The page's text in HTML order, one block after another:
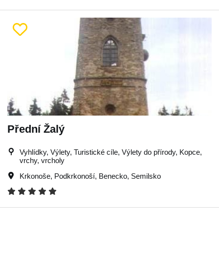
Přední Žalý
Vyhlídky, Výlety, Turistické cíle, Výlety do přírody, Kopce,
vrchy, vrcholy
Krkonoše, Podkrkonoší, Benecko, Semilsko